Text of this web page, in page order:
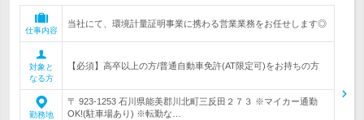
仕事内容
当社にて、環境計量証明事業に携わる営業業務をお任せします◎
対象と
なる方
【必須】高卒以上の方/普通自動車免許(AT限定可)をお持ちの方
勤務地
〒 923-1253 石川県能美郡川北町三反田２７３ ※マイカー通勤
OK!(駐車場あり) ※転勤な…